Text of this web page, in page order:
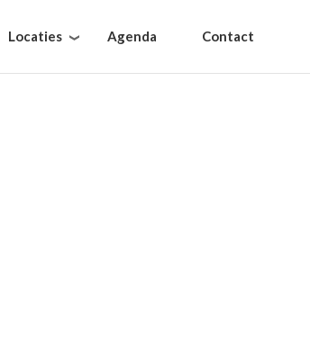
Locaties Agenda Contact